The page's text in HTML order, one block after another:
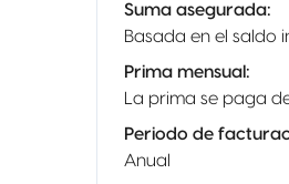
Suma asegurada:
Basada en el saldo
Prima mensual :
La prima se paga
Periodo de
Anual